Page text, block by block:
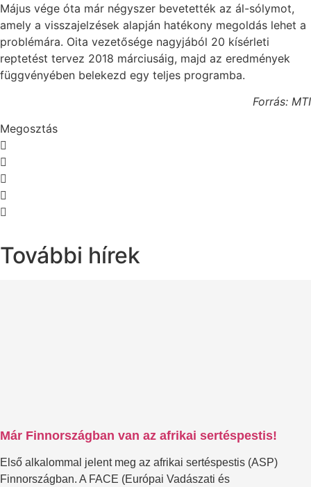
Május vége óta már négyszer bevetették az ál-sólymot,
amely a visszajelzések alapján hatékony megoldás lehet a
problémára. Oita vezetősége nagyjából 20 kísérleti
reptetést tervez 2018 márciusáig, majd az eredmények
függvényében belekezd egy teljes programba.
Forrás: MTI
Megosztás
További hírek
Már Finnországban van az afrikai sertéspestis!
Első alkalommal jelent meg az afrikai sertéspestis (ASP)
Finnországban. A FACE (Európai Vadászati és